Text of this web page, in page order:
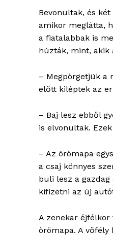
Bevonultak, és
amikor meglátta,
a fiatalabbak is
húzták, mint, akik
– Megpörgetjük a
előtt kiléptek az
– Baj lesz ebből
is elvonultak.
– Az örömapa
a csaj könnyes
buli lesz a
kifizetni az új
A zenekar
örömapa. A